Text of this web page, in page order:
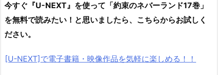
今すぐ『U-NEXT』を使って「約束のネバーランド17巻 」
を無料で読みたい！と思いましたら、こちらからお試しく
ださい。
[U-NEXT]で電子書籍・映像作品を気軽に楽しめる！！